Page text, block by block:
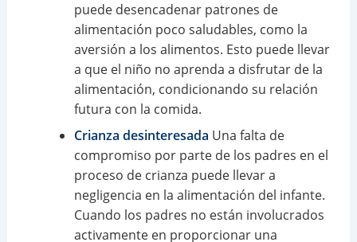
puede desencadenar patrones de
alimentación poco saludables, como la
aversión a los alimentos. Esto puede llevar
a que el niño no aprenda a disfrutar de la
alimentación, condicionando su relación
futura con la comida.
Crianza desinteresada Una falta de
compromiso por parte de los padres en el
proceso de crianza puede llevar a
negligencia en la alimentación del infante.
Cuando los padres no están involucrados
activamente en proporcionar una